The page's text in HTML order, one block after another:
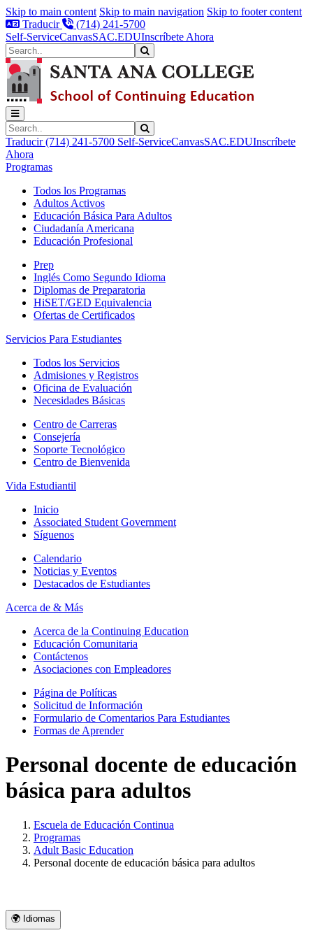
Skip to main content Skip to main navigation Skip to footer content
Traducir
(714) 241-5700
Self-ServiceCanvasSAC.EDUInscríbete Ahora
Search
Search
Traducir(714) 241-5700 Self-ServiceCanvasSAC.EDUInscríbete
Ahora
Programas
Todos los Programas
Adultos Activos
Educación Básica Para Adultos
Ciudadanía Americana
Educación Profesional
Prep
Inglés Como Segundo Idioma
Diplomas de Preparatoria
HiSET/GED Equivalencia
Ofertas de Certificados
Servicios Para Estudiantes
Todos los Servicios
Admisiones y Registros
Oficina de Evaluación
Necesidades Básicas
Centro de Carreras
Consejería
Soporte Tecnológico
Centro de Bienvenida
Vida Estudiantil
Inicio
Associated Student Government
Síguenos
Calendario
Noticias y Eventos
Destacados de Estudiantes
Acerca de & Más
Acerca de la Continuing Education
Educación Comunitaria
Contáctenos
Asociaciones con Empleadores
Página de Políticas
Solicitud de Información
Formulario de Comentarios Para Estudiantes
Formas de Aprender
Personal docente de educación
básica para adultos
Escuela de Educación Continua
Programas
Adult Basic Education
Personal docente de educación básica para adultos
🌍 Idiomas